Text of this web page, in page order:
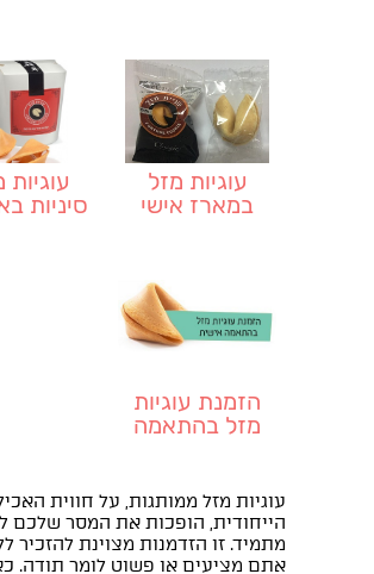
עוגיות מזל
במארז אישי
עוגיות
סיניות
הזמנת עוגיות
מזל בהתאמה
עוגיות מזל ממותגות, על חווית
הייחודית, הופכות את המסר שלכם
מתמיד. זו הזדמנות מצוינת להזכיר
אתם מציעים או פשוט לומר תודה.